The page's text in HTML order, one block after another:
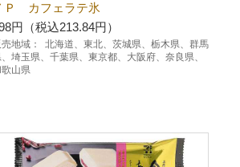
Ｐ カフェラテ氷
円（税込213.84円）
売地域：
北海道、東北、茨城県、栃木県、群馬
、埼玉県、千葉県、東京都、大阪府、奈良県、
歌山県